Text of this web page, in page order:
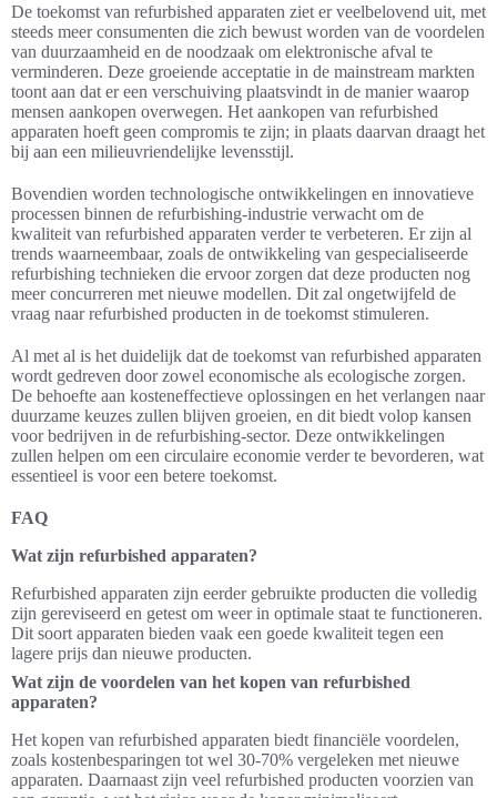
De toekomst van refurbished apparaten ziet er veelbelovend uit, met
steeds meer consumenten die zich bewust worden van de voordelen
van duurzaamheid en de noodzaak om elektronische afval te
verminderen. Deze groeiende acceptatie in de mainstream markten
toont aan dat er een verschuiving plaatsvindt in de manier waarop
mensen aankopen overwegen. Het aankopen van refurbished
apparaten hoeft geen compromis te zijn; in plaats daarvan draagt het
bij aan een milieuvriendelijke levensstijl.
Bovendien worden technologische ontwikkelingen en innovatieve
processen binnen de refurbishing-industrie verwacht om de
kwaliteit van refurbished apparaten verder te verbeteren. Er zijn al
trends waarneembaar, zoals de ontwikkeling van gespecialiseerde
refurbishing technieken die ervoor zorgen dat deze producten nog
meer concurreren met nieuwe modellen. Dit zal ongetwijfeld de
vraag naar refurbished producten in de toekomst stimuleren.
Al met al is het duidelijk dat de toekomst van refurbished apparaten
wordt gedreven door zowel economische als ecologische zorgen.
De behoefte aan kosteneffectieve oplossingen en het verlangen naar
duurzame keuzes zullen blijven groeien, en dit biedt volop kansen
voor bedrijven in de refurbishing-sector. Deze ontwikkelingen
zullen helpen om een circulaire economie verder te bevorderen, wat
essentieel is voor een betere toekomst.
FAQ
Wat zijn refurbished apparaten?
Refurbished apparaten zijn eerder gebruikte producten die volledig
zijn gereviseerd en getest om weer in optimale staat te functioneren.
Dit soort apparaten bieden vaak een goede kwaliteit tegen een
lagere prijs dan nieuwe producten.
Wat zijn de voordelen van het kopen van refurbished
apparaten?
Het kopen van refurbished apparaten biedt financiële voordelen,
zoals kostenbesparingen tot wel 30-70% vergeleken met nieuwe
apparaten. Daarnaast zijn veel refurbished producten voorzien van